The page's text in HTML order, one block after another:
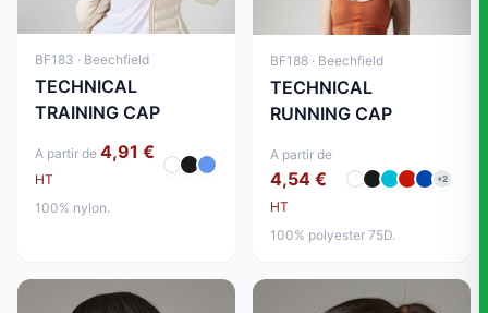
BF183 · Beechfield
TECHNICAL
TRAINING CAP
A partir de 4,91 €
HT
100% nylon.
BF188 · Beechfield
TECHNICAL
RUNNING CAP
A partir de
4,54 €
HT
+2
100% polyester 75D.